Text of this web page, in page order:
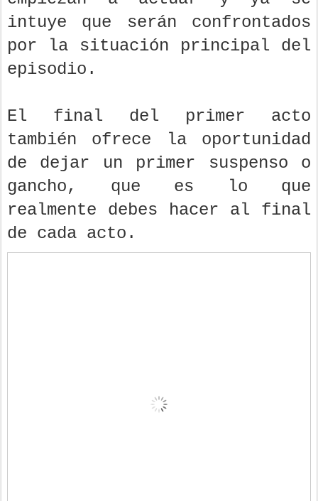
intuye que serán confrontados
por la situación principal del
episodio.
El final del primer acto
también ofrece la oportunidad
de dejar un primer suspenso o
gancho, que es lo que
realmente debes hacer al final
de cada acto.